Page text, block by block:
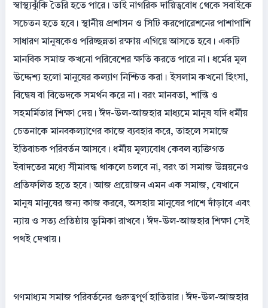
স্বাস্থ্যঝুঁকি তৈরি হতে পারে। তাই নাগরিক দায়িত্ববোধ থেকে সবাইকে
সচেতন হতে হবে। স্থানীয় প্রশাসন ও সিটি করপোরেশনের পাশাপাশি
সাধারণ মানুষকেও পরিচ্ছন্নতা রক্ষায় এগিয়ে আসতে হবে। একটি
মানবিক সমাজ কখনো পরিবেশের ক্ষতি করতে পারে না। ধর্মের মূল
উদ্দেশ্য হলো মানুষের কল্যাণ নিশ্চিত করা। ইসলাম কখনো হিংসা,
বিদ্বেষ বা বিভেদকে সমর্থন করে না। বরং মানবতা, শান্তি ও
সহমর্মিতার শিক্ষা দেয়। ঈদ-উল-আজহার মাধ্যমে মানুষ যদি ধর্মীয়
চেতনাকে মানবকল্যাণের কাজে ব্যবহার করে, তাহলে সমাজে
ইতিবাচক পরিবর্তন আসবে। ধর্মীয় মূল্যবোধ কেবল ব্যক্তিগত
ইবাদতের মধ্যে সীমাবদ্ধ থাকলে চলবে না, বরং তা সমাজ উন্নয়নেও
প্রতিফলিত হতে হবে। আজ প্রয়োজন এমন এক সমাজ, যেখানে
মানুষ মানুষের জন্য কাজ করবে, অসহায় মানুষের পাশে দাঁড়াবে এবং
ন্যায় ও সত্য প্রতিষ্ঠায় ভূমিকা রাখবে। ঈদ-উল-আজহার শিক্ষা সেই
পথই দেখায়।
গণমাধ্যম সমাজ পরিবর্তনের গুরুত্বপূর্ণ হাতিয়ার। ঈদ-উল-আজহার